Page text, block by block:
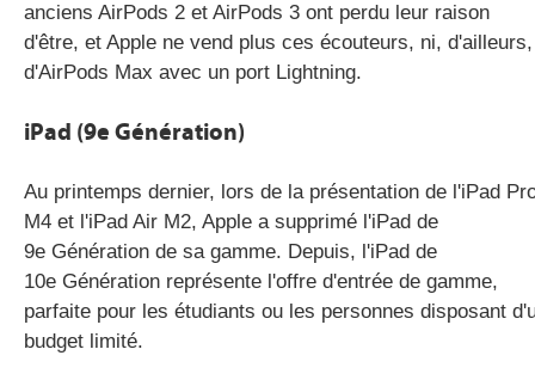
anciens AirPods 2 et AirPods 3 ont perdu leur raison
d'être, et Apple ne vend plus ces écouteurs, ni, d'ailleurs,
d'AirPods Max avec un port Lightning.
iPad (9e Génération)
Au printemps dernier, lors de la présentation de l'iPad
M4 et l'iPad Air M2, Apple a supprimé l'iPad de
9e Génération de sa gamme. Depuis, l'iPad de
10e Génération représente l'offre d'entrée de gamme,
parfaite pour les étudiants ou les personnes disposant
budget limité.